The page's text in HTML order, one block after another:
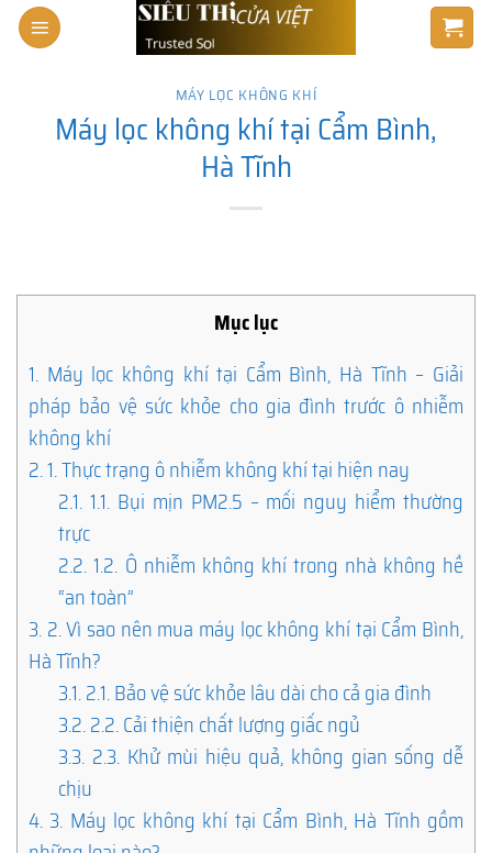
Skip
MÁY LỌC KHÔNG KHÍ
Máy lọc không khí tại Cẩm Bình,
Hà Tĩnh
Mục lục
1. Máy lọc không khí tại Cẩm Bình, Hà Tĩnh – Giải
pháp bảo vệ sức khỏe cho gia đình trước ô nhiễm
không khí
2.1. Thực trạng ô nhiễm không khí tại hiện nay
2.1. 1.1. Bụi mịn PM2.5 – mối nguy hiểm thường
trực
2.2. 1.2. Ô nhiễm không khí trong nhà không hề
“an toàn”
3. 2. Vì sao nên mua máy lọc không khí tại Cẩm Bình,
Hà Tĩnh?
3.1.2.1. Bảo vệ sức khỏe lâu dài cho cả gia đình
3.2.2.2. Cải thiện chất lượng giấc ngủ
3.3. 2.3. Khử mùi hiệu quả, không gian sống dễ
chịu
4. 3. Máy lọc không khí tại Cẩm Bình, Hà Tĩnh gồm